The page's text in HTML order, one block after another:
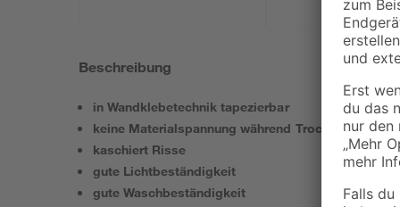
Beschreibung
in Wandklebetechnik tapezierbar
keine Materialspannung während Trocknung
kaschiert Risse
gute Lichtbeständigkeit
gute Waschbeständigkeit